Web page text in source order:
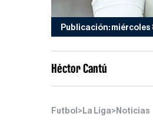
Publicación: miércoles
Héctor Cantú
Futbol > La Liga> Noticias